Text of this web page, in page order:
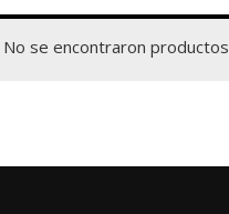
No se encontraron